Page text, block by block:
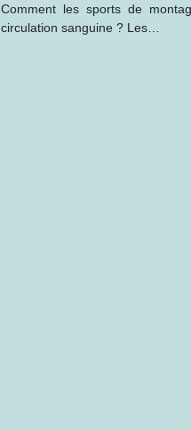
Comment les sports de
circulation sanguine ? Les…